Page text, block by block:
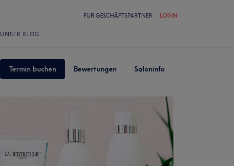
FÜR GESCHÄFTSPARTNER LOGIN
UNSER BLOG
Termin buchen Bewertungen Saloninfo